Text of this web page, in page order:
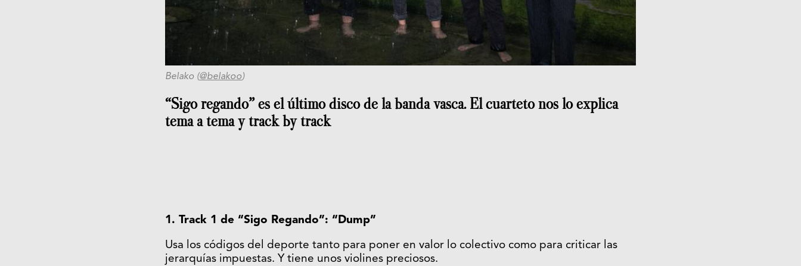
Belako (@belakoo)
“Sigo regando” es el último disco de la banda vasca. El cuarteto nos lo explica
tema a tema y track by track
1. Track 1 de “Sigo Regando”: “Dump”
Usa los códigos del deporte tanto para poner en valor lo colectivo como para criticar las
jerarquías impuestas. Y tiene unos violines preciosos.